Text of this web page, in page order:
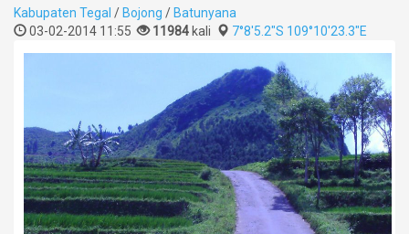
Kabupaten Tegal / Bojong / Batunyana
03-02-2014 11:55
11984 kali 7°8'5.2"S 109°10'23.3"E